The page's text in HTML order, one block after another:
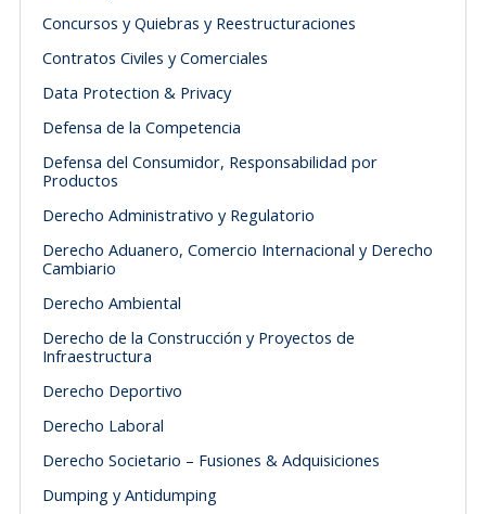
Concursos y Quiebras y Reestructuraciones
Contratos Civiles y Comerciales
Data Protection & Privacy
Defensa de la Competencia
Defensa del Consumidor, Responsabilidad por
Productos
Derecho Administrativo y Regulatorio
Derecho Aduanero, Comercio Internacional y Derecho
Cambiario
Derecho Ambiental
Derecho de la Construcción y Proyectos de
Infraestructura
Derecho Deportivo
Derecho Laboral
Derecho Societario – Fusiones & Adquisiciones
Dumping y Antidumping